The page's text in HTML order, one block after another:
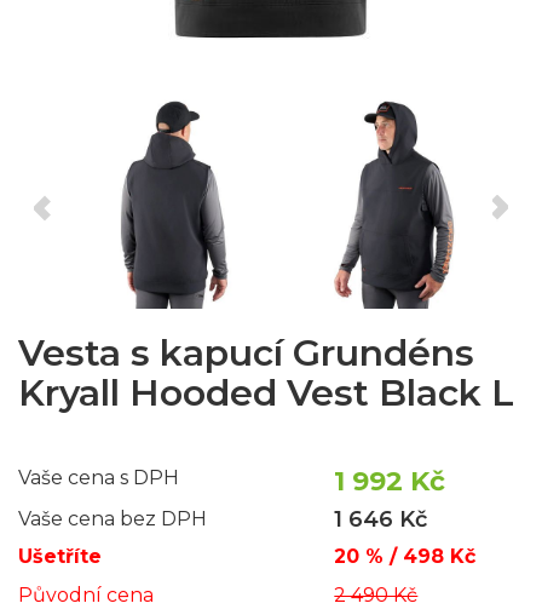
Vesta s kapucí Grundéns
Kryall Hooded Vest Black L
Vaše cena s DPH 1 992 Kč
Vaše cena bez DPH 1 646 Kč
Ušetříte
20 % / 498 Kč
Původní cena
2 490 Kč